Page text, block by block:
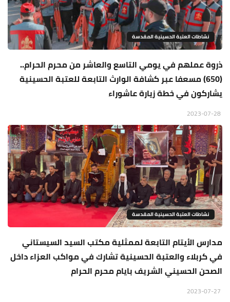
نشاطات العتبة الحسينية المقدسة
ذروة عملهم في يومي التاسع والعاشر من محرم الحرام..
(650) مسعفا عبر كشافة الوارث التابعة للعتبة الحسينية
يشاركون في خطة زيارة عاشوراء
نشاطات العتبة الحسينية المقدسة
مدارس الأيتام التابعة لممثلية مكتب السيد السيستاني
في كربلاء والعتبة الحسينية تشارك في مواكب العزاء داخل
الصحن الحسيني الشريف بايام محرم الحرام